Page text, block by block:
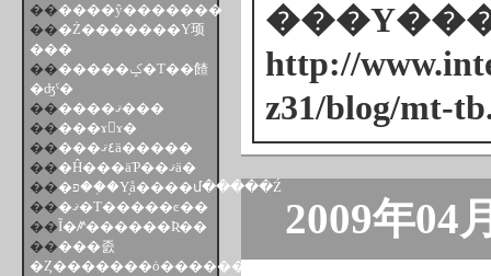
http://
z31/blog/mt-
2009年04
������ŷ�������
���Ż�������Υ顼
���
�������ݤ�Τ��餷
�ʤˤ�
��
����ޤ���
�����ɤ󤦤ɤ�
��
���٤ޤä�����
��
�Ĥ���äƤ��ޤä�
��
�פ��֤�Υ֥å����մ�����Ź
��
�ޤ�Τ�����ͼ��
��Ĩ�ꤺ������Ʀ��
�����졼
�Ȥ�������ȯ������